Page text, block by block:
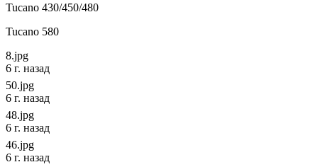
Tucano 430/450/480
Tucano 580
8.jpg
6 г. назад
50.jpg
6 г. назад
48.jpg
6 г. назад
46.jpg
6 г. назад